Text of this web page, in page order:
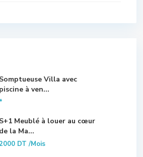
Somptueuse Villa avec
piscine à ven...
*
S+1 Meublé à louer au cœur
de la Ma...
DT/Mois